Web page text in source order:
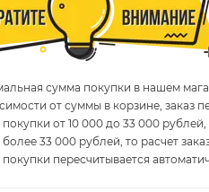
сумма покупки в нашем
от суммы в корзине, заказ
от 10 000 до 33 000
33 000 рублей, то расчет
пересчитывается